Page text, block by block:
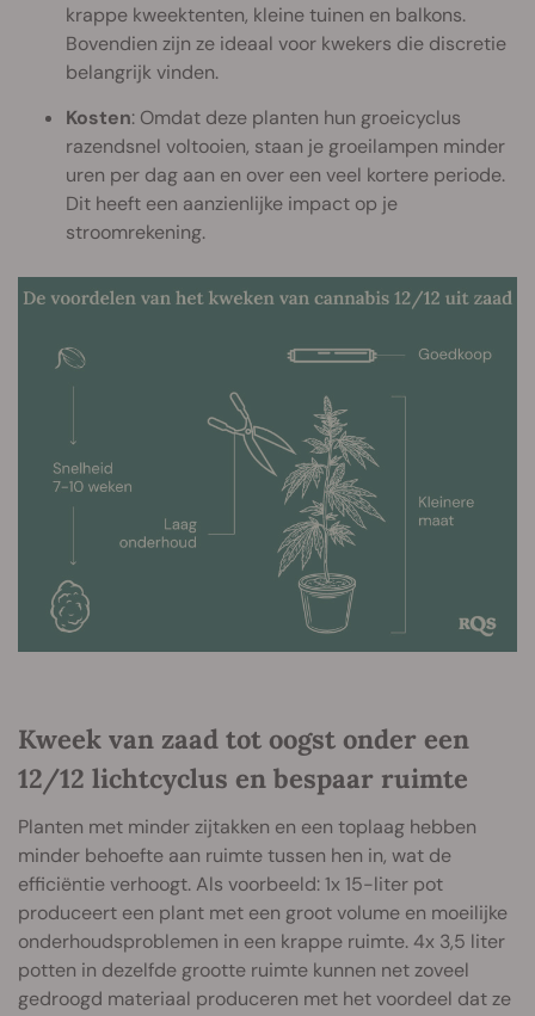
krappe kweektenten, kleine tuinen en balkons.
Bovendien zijn ze ideaal voor kwekers die discretie
belangrijk vinden.
Kosten: Omdat deze planten hun groeicyclus
razendsnel voltooien, staan je groeilampen minder
uren per dag aan en over een veel kortere periode.
Dit heeft een aanzienlijke impact op je
stroomrekening.
Kweek van zaad tot oogst onder een
12/12 lichtcyclus en bespaar ruimte
Planten met minder zijtakken en een toplaag hebben
minder behoefte aan ruimte tussen hen in, wat de
efficiëntie verhoogt. Als voorbeeld: 1x 15-liter pot
produceert een plant met een groot volume en moeilijke
onderhoudsproblemen in een krappe ruimte. 4x 3,5 liter
potten in dezelfde grootte ruimte kunnen net zoveel
gedroogd materiaal produceren met het voordeel dat ze